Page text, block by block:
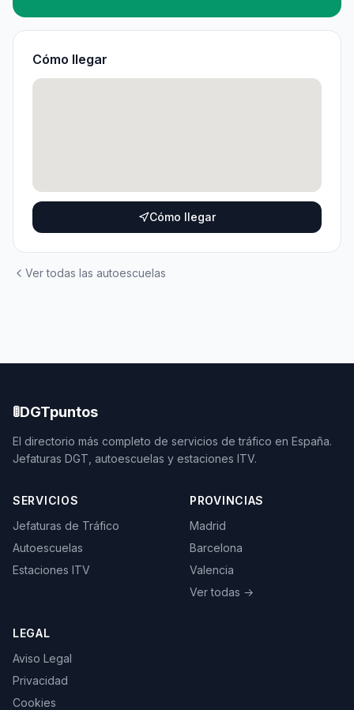
Cómo llegar
Cómo llegar
Ver todas las autoescuelas
🚦DGTpuntos
El directorio más completo de servicios de tráfico en España.
Jefaturas DGT, autoescuelas y estaciones ITV.
SERVICIOS
Jefaturas de Tráfico
Autoescuelas
Estaciones ITV
PROVINCIAS
Madrid
Barcelona
Valencia
Ver todas →
LEGAL
Aviso Legal
Privacidad
Cookies